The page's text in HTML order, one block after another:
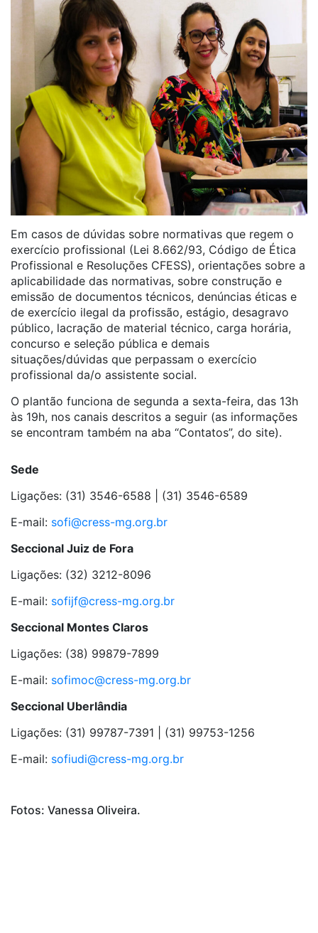
Em casos de dúvidas sobre normativas que regem o
exercício profissional (Lei 8.662/93, Código de Ética
Profissional e Resoluções CFESS), orientações sobre a
aplicabilidade das normativas, sobre construção e
emissão de documentos técnicos, denúncias éticas e
de exercício ilegal da profissão, estágio, desagravo
público, lacração de material técnico, carga horária,
concurso e seleção pública e demais
situações/dúvidas que perpassam o exercício
profissional da/o assistente social.
O plantão funciona de segunda a sexta-feira, das 13h
às 19h, nos canais descritos a seguir (as informações
se encontram também na aba “Contatos”, do site).
Sede
Ligações: (31) 3546-6588 | (31) 3546-6589
E-mail: sofi@cress-mg.org.br
Seccional Juiz de Fora
Ligações: (32) 3212-8096
E-mail: sofijf@cress-mg.org.br
Seccional Montes Claros
Ligações: (38) 99879-7899
E-mail: sofimoc@cress-mg.org.br
Seccional Uberlândia
Ligações: (31) 99787-7391 | (31) 99753-1256
E-mail: sofiudi@cress-mg.org.br
Fotos: Vanessa Oliveira.